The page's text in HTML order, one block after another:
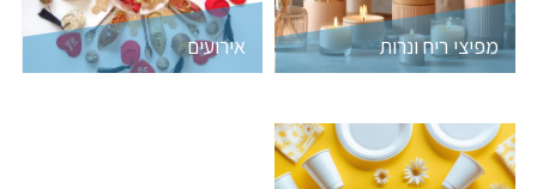
מפיצי ריח ונרות אירועים